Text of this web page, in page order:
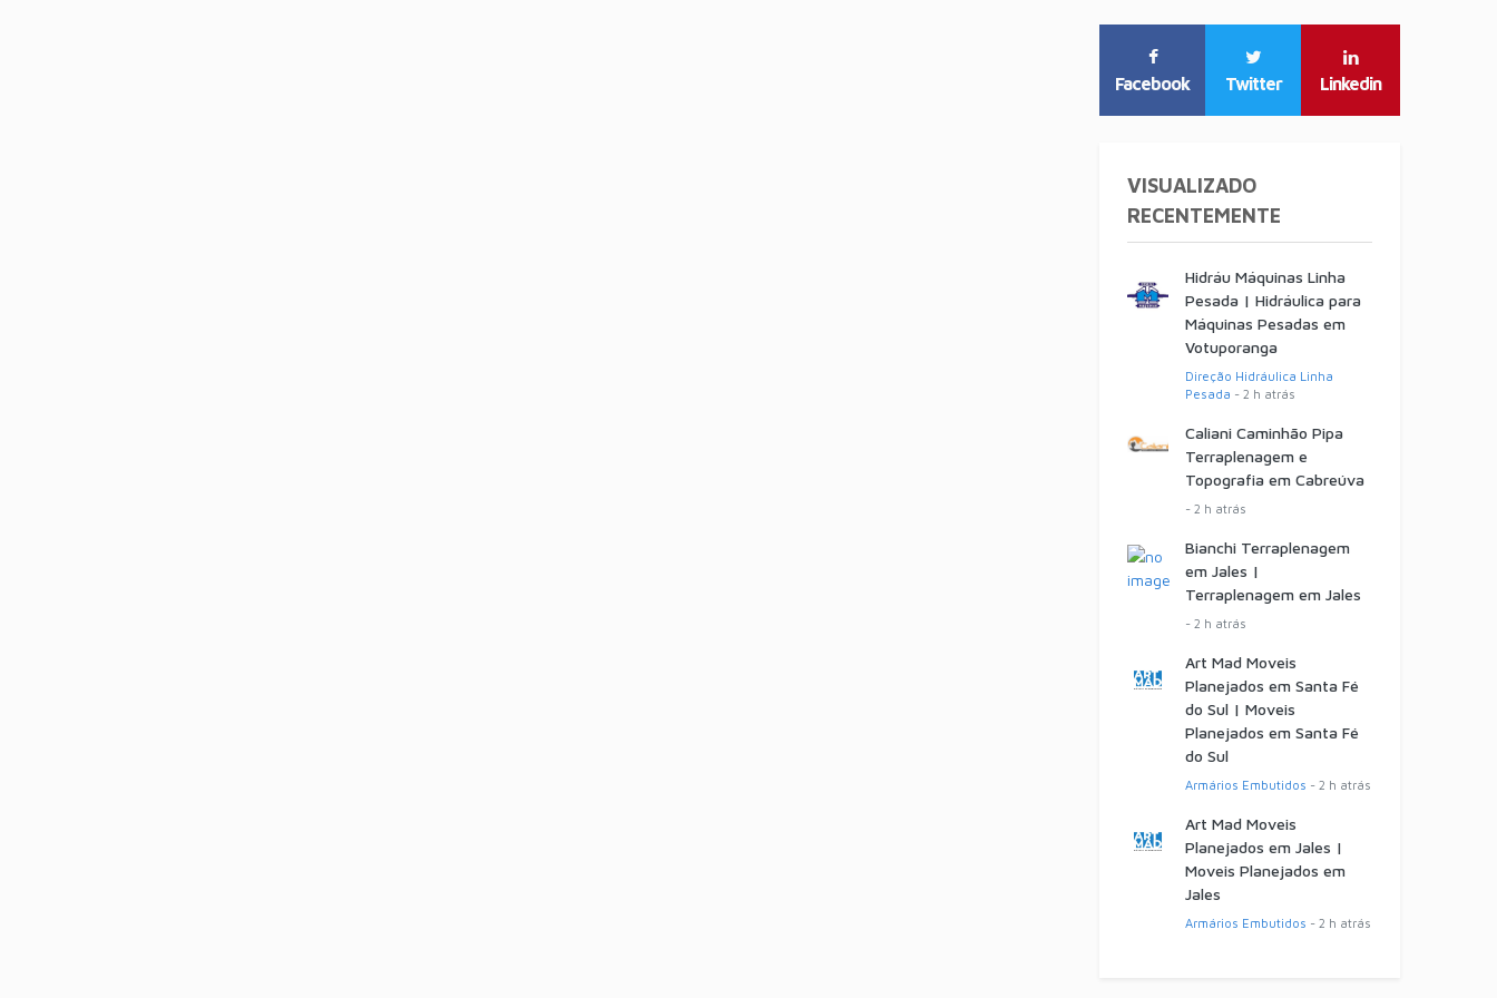
Facebook Twitter Linkedin
VISUALIZADO
RECENTEMENTE
Hidráu Máquinas Linha
Pesada | Hidráulica para
Máquinas Pesadas em
Votuporanga
Direção Hidráulica Linha
Pesada - 2 h atrás
Caliani Caminhão Pipa
Terraplenagem e
Topografia em Cabreúva
- 2 h atrás
Bianchi Terraplenagem
em Jales |
Terraplenagem em Jales
- 2 h atrás
Art Mad Moveis
Planejados em Santa Fé
do Sul | Moveis
Planejados em Santa Fé
do Sul
Armários Embutidos - 2 h atrás
Art Mad Moveis
Planejados em Jales |
Moveis Planejados em
Jales
Armários Embutidos - 2 h atrás